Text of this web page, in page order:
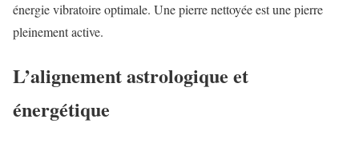
énergie vibratoire optimale. Une pierre nettoyée est une pierre
pleinement active.
L’alignement astrologique et
énergétique